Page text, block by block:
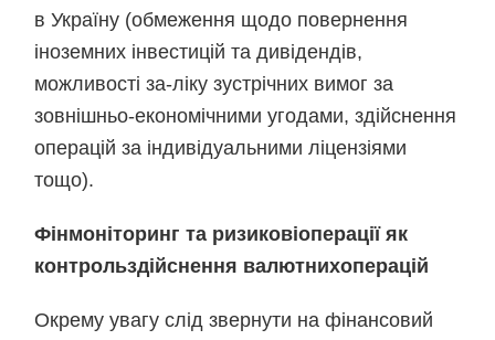
в Україну (обмеження щодо повернення
іноземних інвестицій та дивідендів,
можливості за-ліку зустрічних вимог за
зовнішньо-економічними угодами, здійснення
операцій за індивідуальними ліцензіями
тощо).
Фінмоніторинг та ризиковіоперації як
контрольздійснення валютнихоперацій
Окрему увагу слід звернути на фінансовий